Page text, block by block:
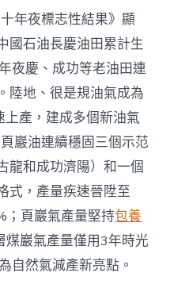
首
超
4
億
噸
_
中
國
網〉
中
年夜標志性結果》顯
石油長慶油田累計生
夜慶、成功等老油田連
陸地、很是規油氣成為
上產，建成多個新油氣
巖油連續穩固三個示范
龍和成功濟陽）和一個
式，產量疾速晉陞至
；頁巖氣產量堅持包養
巖氣產量僅用3年時光
自然氣減產新亮點。